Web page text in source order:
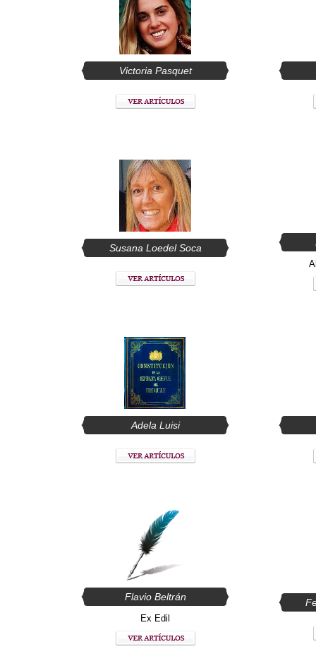
Victoria Pasquet
Susana Loedel Soca
Adela Luisi
Flavio Beltrán
Ex Edil